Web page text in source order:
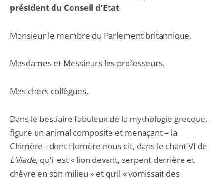
président du Conseil d’Etat
Monsieur le membre du Parlement britannique,
Mesdames et Messieurs les professeurs,
Mes chers collègues,
Dans le bestiaire fabuleux de la mythologie grecque,
figure un animal composite et menaçant – la
Chimère - dont Homère nous dit, dans le chant VI de
L’Iliade, qu’il est « lion devant, serpent derrière et
chèvre en son milieu » et qu’il « vomissait des